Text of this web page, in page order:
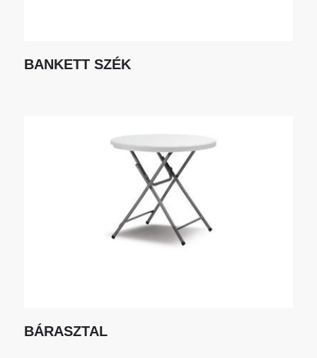
BANKETT SZÉK
BÁRASZTAL